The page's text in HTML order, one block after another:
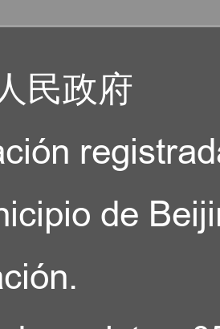
民政府
de